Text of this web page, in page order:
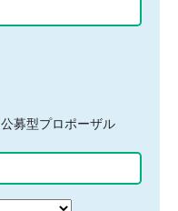
公募型プロポーザル